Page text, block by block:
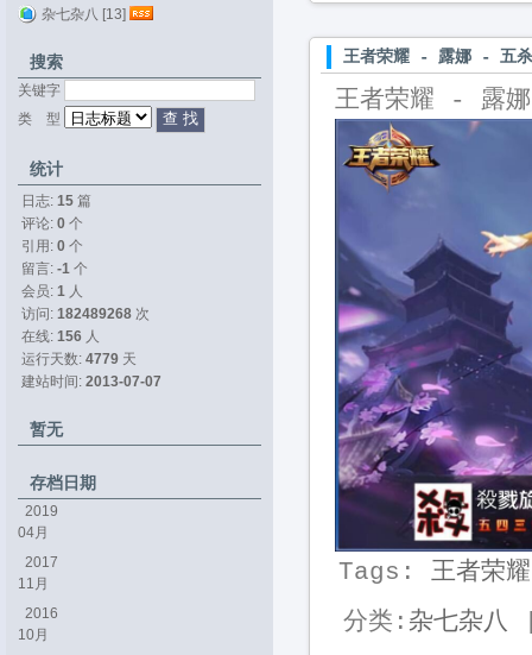
王者荣耀 - 露娜 - 五杀
王者荣耀 - 露
Tags: 王者荣耀
分类: 杂七杂八
杂七杂八 [13]
搜索
关键字
类 型
统计
日志: 15 篇
评论: 0 个
引用: 0 个
留言: -1 个
会员: 1 人
访问: 182489268 次
在线: 156 人
运行天数: 4779 天
建站时间: 2013-07-07
暂无
存档日期
2019
04月
2017
11月
2016
10月